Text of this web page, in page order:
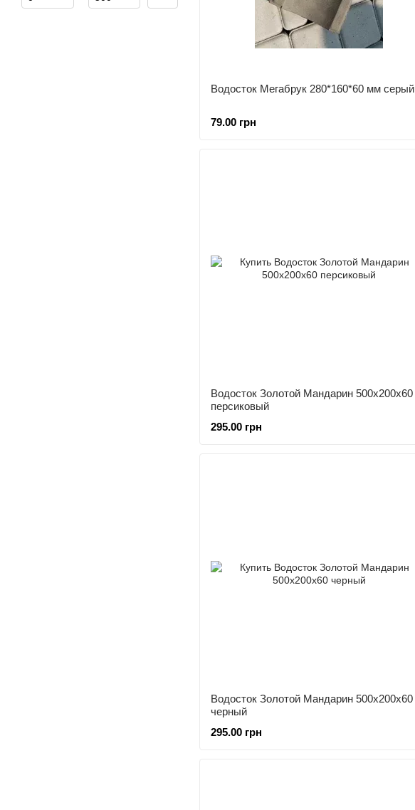
Водосток Мегабрук 280*160*60 мм серый
79.00 грн
Водосток Золотой Мандарин 500х200х60
персиковый
295.00 грн
Водосток Золотой Мандарин 500х200х60
черный
295.00 грн